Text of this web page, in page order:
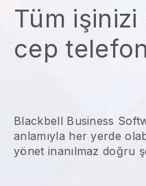
Tüm
cep
Blackbell Business
anlamıyla her yerde
yönet inanılmaz doğru